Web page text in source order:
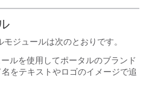
ジュールは次のとおりです。
ールを使用してポータルのブランド
をテキストやロゴのイメージで追